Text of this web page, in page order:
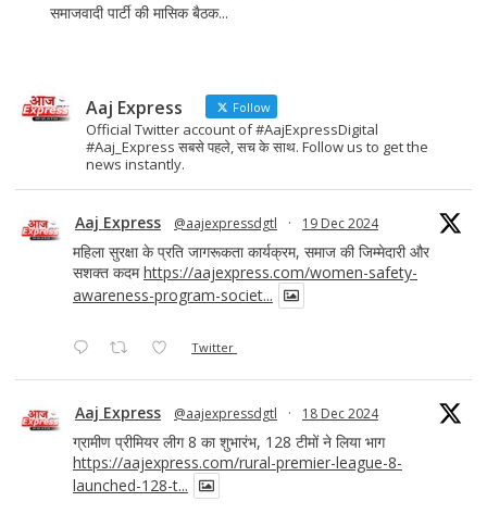
समाजवादी पार्टी की मासिक बैठक...
Aaj Express Follow
Official Twitter account of #AajExpressDigital
#Aaj_Express सबसे पहले, सच के साथ. Follow us to get the
news instantly.
Aaj Express @aajexpressdgtl · 19 Dec 2024
महिला सुरक्षा के प्रति जागरूकता कार्यक्रम, समाज की जिम्मेदारी और
सशक्त कदमhttps://aajexpress.com/women-safety-
awareness-program-societ...
Twitter
Aaj Express @aajexpressdgtl · 18 Dec 2024
ग्रामीण प्रीमियर लीग 8 का शुभारंभ, 128 टीमों ने लिया भाग
https://aajexpress.com/rural-premier-league-8-
launched-128-t...